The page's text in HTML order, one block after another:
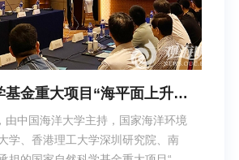
基金重大项目“海平面上升的
制及预估”启动会召开
由中国海洋大学主持，国家海洋环境
学、香港理工大学深圳研究院、南